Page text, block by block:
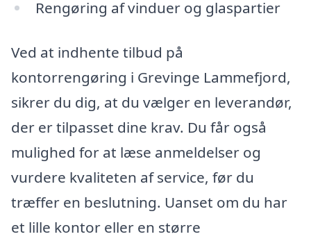
Rengøring af vinduer og glaspartier
Ved at indhente tilbud på
kontorrengøring i Grevinge Lammefjord,
sikrer du dig, at du vælger en leverandør,
der er tilpasset dine krav. Du får også
mulighed for at læse anmeldelser og
vurdere kvaliteten af service, før du
træffer en beslutning. Uanset om du har
et lille kontor eller en større